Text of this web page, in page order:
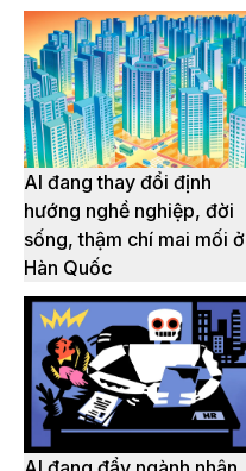
AI đang thay đổi định
hướng nghề nghiệp, đời
sống, thậm chí mai mối ở
Hàn Quốc